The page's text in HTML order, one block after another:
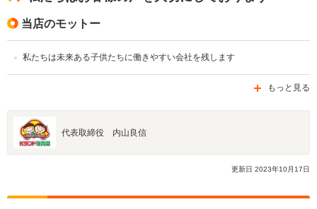
当店のモットー
私たちは未来ある子供たちに働きやすい会社を残します
もっと見る
代表取締役 内山良信
更新日 2023年10月 17日